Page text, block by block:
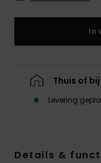
In
Thuis of
Levering
Details &